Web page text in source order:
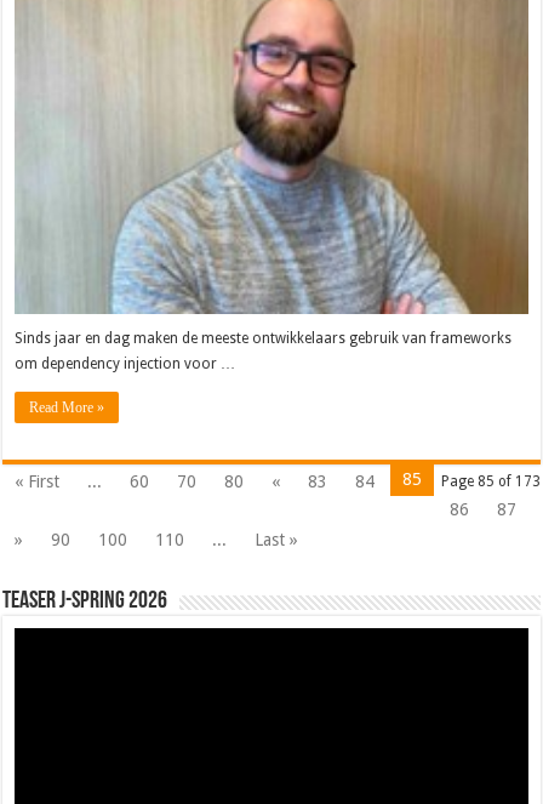
Sinds jaar en dag maken de meeste ontwikkelaars gebruik van frameworks
om dependency injection voor …
Read More »
Page 85 of 173
« First ... 60 70 80 « 83 84
85
86
87
»
90 100 110 ... Last »
Teaser J-Spring 2026